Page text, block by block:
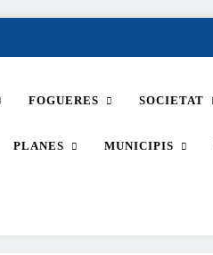
FOGUERES SOCIETAT
PLANES MUNICIPIS